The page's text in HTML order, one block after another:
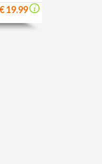
€ 19.99